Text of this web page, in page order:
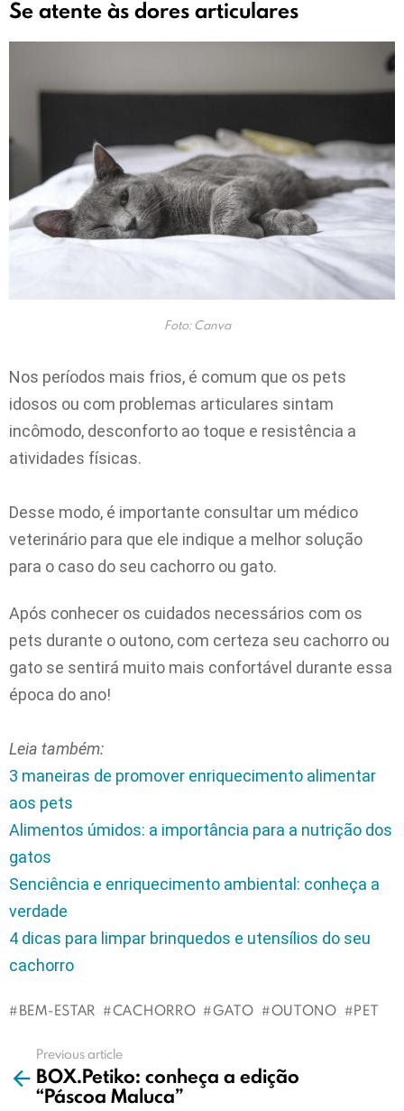
Se atente às dores articulares
Foto: Canva
Nos períodos mais frios, é comum que os pets
idosos ou com problemas articulares sintam
incômodo, desconforto ao toque e resistência a
atividades físicas.
Desse modo, é importante consultar um médico
veterinário para que ele indique a melhor solução
para o caso do seu cachorro ou gato.
Após conhecer os cuidados necessários com os
pets durante o outono, com certeza seu cachorro ou
gato se sentirá muito mais confortável durante essa
época do ano!
Leia também:
3 maneiras de promover enriquecimento alimentar
aos pets
Alimentos úmidos: a importância para a nutrição dos
gatos
Senciência e enriquecimento ambiental: conheça a
verdade
4 dicas para limpar brinquedos e utensílios do seu
cachorro
BEM-ESTAR CACHORRO GATO OUTONO PET
more
Previous article
BOX.Petiko: conheça a edição
“Páscoa Maluca”